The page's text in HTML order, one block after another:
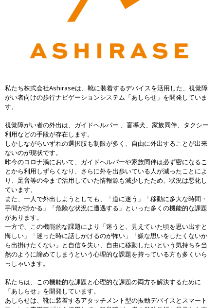
私たち株式会社Ashiraseは、靴に装着するデバイスを活用した、視覚障
がい者向けの歩行ナビゲーションシステム「あしらせ」を開発していま
す。
視覚障がい者の外出は、ガイドヘルパー 、盲導犬、家族同伴、タクシー
利用などの手段が存在します。
しかしながらいずれの選択肢も制限が多く、自由に外出することが出来
ないのが現状です。
昨今のコロナ渦において、ガイドヘルパーや家族同伴は必ず密になるこ
とから利用しずらくなり、さらに外を出歩いている人が減ったことによ
り、足音等の今まで活用していた情報源も減少したため、状況は悪化し
ています。
また、一人で外出しようとしても、「道に迷う」「移動に多大な時間・
手間が掛かる」「危険な状況に遭遇する」といった多くの機能的な課題
があります。
一方で、この機能的な課題により「迷うと、見えていた頃を思い出すと
悔しい」「迷った時に話しかけるのが怖い」「嫌な思いをしたくないか
ら出掛けたくない」と自信を失い、自由に移動したいという気持ちを当
然のように諦めてしまうという心理的な課題を持っている方も多くいら
っしゃいます。
私たちは、この機能的な課題と心理的な課題の両方を解決するために
「あしらせ」を開発しています。
あしらせは、靴に装着するアタッチメント型の振動デバイスとスマート